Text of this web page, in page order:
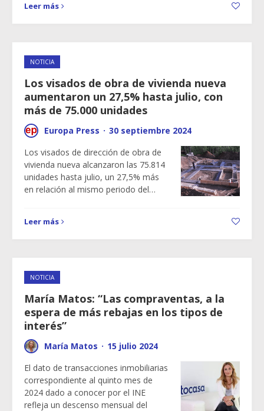
Leer más
NOTICIA
Los visados de obra de vivienda nueva
aumentaron un 27,5% hasta julio, con
más de 75.000 unidades
Europa Press · 30 septiembre 2024
Los visados de dirección de obra de
vivienda nueva alcanzaron las 75.814
unidades hasta julio, un 27,5% más
en relación al mismo periodo del…
Leer más
NOTICIA
María Matos: “Las compraventas, a la
espera de más rebajas en los tipos de
interés”
María Matos · 15 julio 2024
El dato de transacciones inmobiliarias
correspondiente al quinto mes de
2024 dado a conocer por el INE
refleja un descenso mensual del